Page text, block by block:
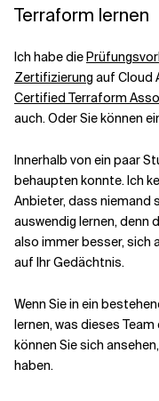
Terraform lernen
Ich habe die
Zertifizierung auf Cloud
Certified Terraform
auch. Oder Sie können
Innerhalb von ein paar
behaupten konnte. Ich
Anbieter, dass niemand
auswendig lernen, denn
also immer besser, sich
auf Ihr Gedächtnis.
Wenn Sie in ein
lernen, was dieses
können Sie sich
haben.